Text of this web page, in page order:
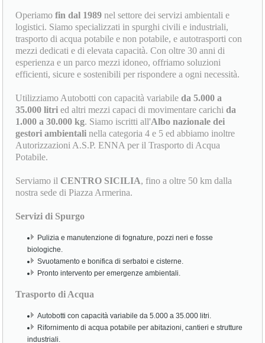
Operiamofin dal 1989 nel settore dei servizi ambientali e
logistici. Siamo specializzati in spurghi civili e industriali,
trasporto di acqua potabile e non potabile, e autotrasporti con
mezzi dedicati e di elevata capacità. Con oltre 30 anni di
esperienza e un parco mezzi idoneo, offriamo soluzioni
efficienti, sicure e sostenibili per rispondere a ogni necessità.
Utilizziamo Autobotti con capacità variabileda 5.000 a
35.000 litri ed altri mezzi capaci di movimentare carichida
1.000 a 30.000 kg. Siamo iscritti all'Albo nazionale dei
gestori ambientali nella categoria 4 e 5 ed abbiamo inoltre
Autorizzazioni A.S.P. ENNA per il Trasporto di Acqua
Potabile.
Serviamo il CENTRO SICILIA, fino a oltre 50 km dalla
nostra sede di Piazza Armerina.
Servizi di Spurgo
Pulizia e manutenzione di fognature, pozzi neri e fosse
biologiche.
Svuotamento e bonifica di serbatoi e cisterne.
Pronto intervento per emergenze ambientali.
Trasporto di Acqua
Autobotti con capacità variabile da 5.000 a 35.000 litri.
Rifornimento di acqua potabile per abitazioni, cantieri e strutture
industriali.